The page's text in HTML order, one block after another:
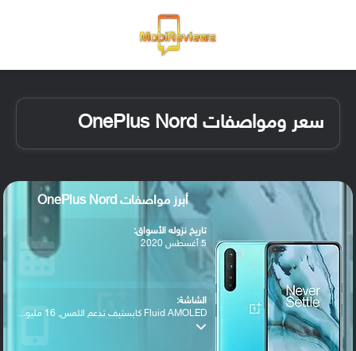
سعر ومواصفات OnePlus Nord
أبرز مواصفات OnePlus Nord
تاريخ نزوله الأسواق:
5 أغسطس 2020
الشاشة:
Fluid AMOLED كابستيف تدعم اللمس, 16 مليو...